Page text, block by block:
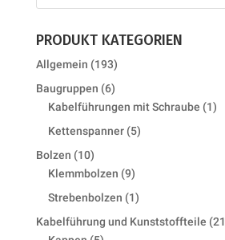
PRODUKT KATEGORIEN
Allgemein 193193
products
Baugruppen 66
products
Kabelführungen mit Schraube 11
Kettenspanner 55
Bolzen 1010
products
Klemmbolzen 99
products
Strebenbolzen 11
product
Kabelführung und Kunststoffteile 21